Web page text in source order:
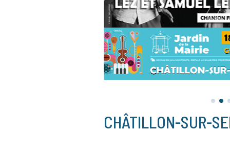
CHÂTILLON-SUR-